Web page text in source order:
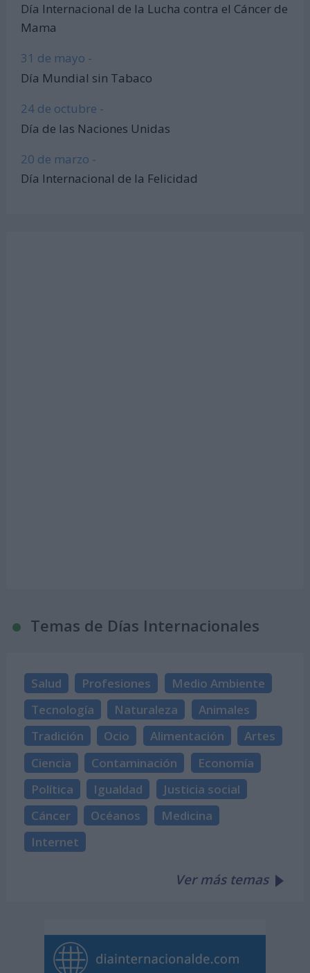
Día Internacional de la Lucha contra el Cáncer de
Mama
31 de mayo -
Día Mundial sin Tabaco
24 de octubre -
Día de las Naciones Unidas
20 de marzo -
Día Internacional de la Felicidad
Temas de Días Internacionales
Salud Profesiones
Medio Ambiente
Tecnología
Naturaleza
Animales
Tradición
Ocio Alimentación
Artes
Ciencia
Contaminación
Economía
Política
Igualdad
Justicia social
Cáncer
Océanos
Medicina
Internet
Ver más temas